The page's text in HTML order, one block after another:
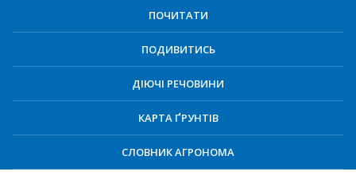
ПОЧИТАТИ
ПОДИВИТИСЬ
ДІЮЧІ РЕЧОВИНИ
КАРТА ҐРУНТІВ
СЛОВНИК АГРОНОМА